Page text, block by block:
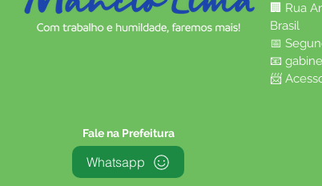
🏢 Rua
Brasil
📅
📧
📨
Fale na Prefeitura
Whatsapp